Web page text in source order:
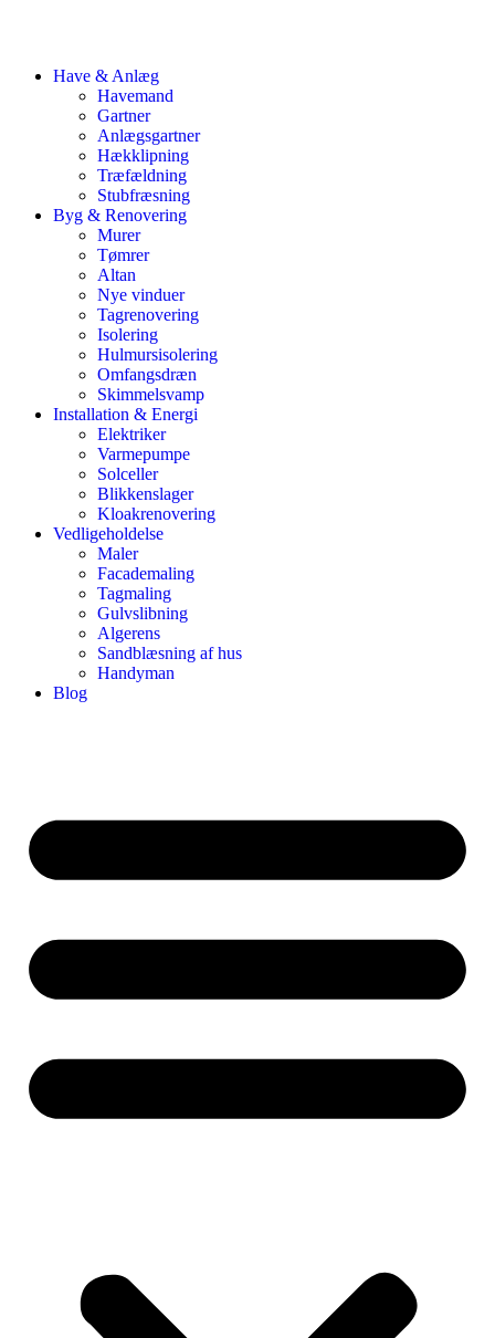
Have & Anlæg
Havemand
Gartner
Anlægsgartner
Hækklipning
Træfældning
Stubfræsning
Byg & Renovering
Murer
Tømrer
Altan
Nye vinduer
Tagrenovering
Isolering
Hulmursisolering
Omfangsdræn
Skimmelsvamp
Installation & Energi
Elektriker
Varmepumpe
Solceller
Blikkenslager
Kloakrenovering
Vedligeholdelse
Maler
Facademaling
Tagmaling
Gulvslibning
Algerens
Sandblæsning af hus
Handyman
Blog